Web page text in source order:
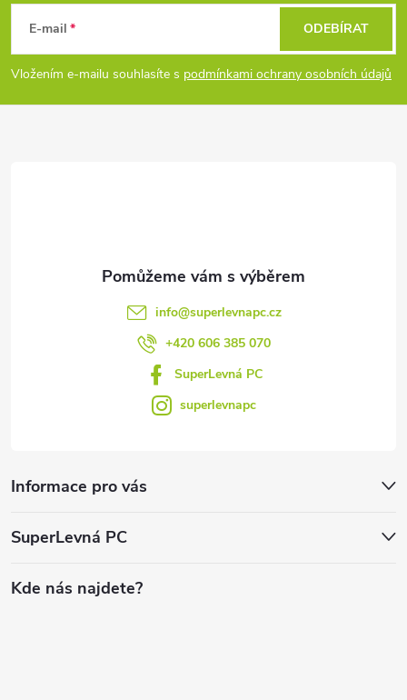
p
a
E-mail
Vložením e-mailu souhlasíte s podmínkami ochrany osobních údajů
ODEBÍRAT
info@superlevnapc.cz
+420 606 385 070
SuperLevná PC
superlevnapc
Informace pro vás
SuperLevná PC
Kde nás najdete?